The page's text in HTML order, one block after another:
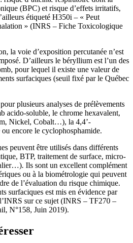
(BPC) et risque d’effets irritatifs,
étiqueté H350i – « Peut
» (INRS – Fiche Toxicologique
la voie d’exposition percutanée n’est
D’ailleurs le béryllium est l’un des
pour lequel il existe une valeur de
surfaciques (seuil fixé par le Québec
plusieurs analyses de prélèvements
acido-soluble, le chrome hexavalent,
Nickel, Cobalt…), la 4,4’-
encore le cyclophosphamide.
peuvent être utilisés dans différents
BTP, traitement de surface, micro-
Ils sont un excellent complément
ou à la biométrologie qui peuvent
de l’évaluation du risque chimique.
surfaciques est mis en évidence par
sur ce sujet (INRS – TF270 –
N°158, Juin 2019).